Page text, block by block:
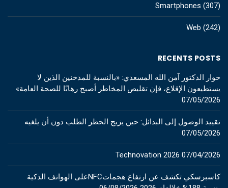
Smartphones (307)
Web (242)
RECENTS POSTS
حوار الدكتور آمن الله المسعدي: «بالنسبة للمدخنين الذين لا
يستطيعون الإقلاع، فإن تقليص المخاطر أصبح رهانًا للصحة العامة»
07/05/2026
تقييد الوصول إلى البدائل: حين يزيح الحظر الطلب دون أن يلغيه
07/05/2026
Technovation 2026 07/04/2026
كاسبرسكي تكشف عن ارتفاع هجماتNFCعلى الهواتف الذكية